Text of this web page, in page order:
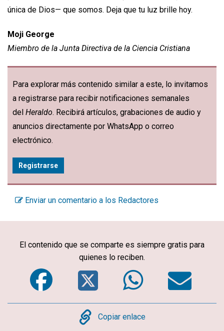
única de Dios— que somos. Deja que tu luz brille hoy.
Moji George
Miembro de la Junta Directiva de la Ciencia Cristiana
Para explorar más contenido similar a este, lo invitamos
a registrarse para recibir notificaciones semanales
del Heraldo. Recibirá artículos, grabaciones de audio y
anuncios directamente por WhatsApp o correo
electrónico.
Registrarse
Enviar un comentario a los Redactores
El contenido que se comparte es siempre gratis para
quienes lo reciben.
Facebook
Twitter
Copy
Copiar enlace